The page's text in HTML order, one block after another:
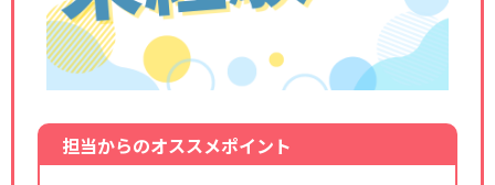
担当からのオススメポイント